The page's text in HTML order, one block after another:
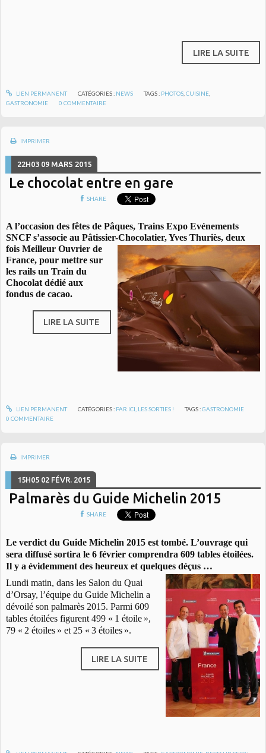
LIRE LA SUITE
LIEN PERMANENT CATÉGORIES : NEWS TAGS : PHOTOS ,CUISINE
GASTRONOMIE
0 COMMENTAIRE
IMPRIMER
22H03 09 MARS 2015
Le chocolat entre en gare
SHARE
A l’occasion des fêtes de Pâques, Trains Expo Evénements
SNCF s’associe au Pâtissier-Chocolatier, Yves Thuriès, deux
fois MeilleurOuvrier de
France, pour mettre sur
les rails un Train du
Chocolat dédié aux
fondus de cacao.
LIRE LA SUITE
LIEN PERMANENT CATÉGORIES : PAR ICI, LES SORTIES ! TAGS :GASTRONOMIE
0 COMMENTAIRE
IMPRIMER
15H05 02 FÉVR. 2015
Palmarès du Guide Michelin 2015
SHARE
Le verdict du Guide Michelin 2015 est tombé. L’ouvrage qui
sera diffusé sortira le 6 février comprendra 609 tables étoilées.
Il y a évidemment des heureux et quelques déçus …
Lundi matin, dans les Salon du Quai
d’Orsay, l’équipe du Guide Michelin a
dévoilé son palmarès 2015. Parmi 609
tables étoilées figurent 499 « 1étoile »,
79 « 2étoiles » et 25 « 3étoiles ».
LIRE LA SUITE